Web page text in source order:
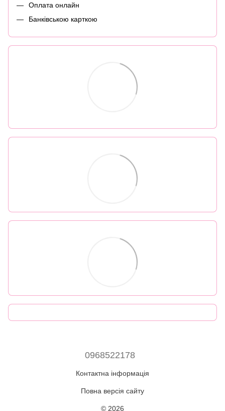
Оплата онлайн
Банківською карткою
0968522178
Контактна інформація
Повна версія сайту
© 2026